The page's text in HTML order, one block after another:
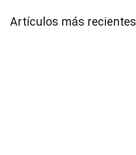
Artículos más recientes